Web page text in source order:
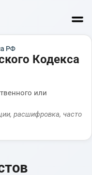
Кодекса
или
расшифровка, часто